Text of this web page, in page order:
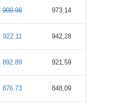
900.98 973,14
922.11 942,28
892.89 921,59
876.73 848,09